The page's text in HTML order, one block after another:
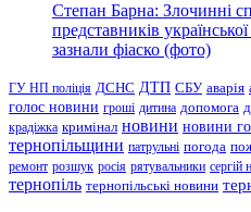
Степан Барна: Злочинні
представників
зазнали фіаско (фото)
ГУ НП поліція ДСНС ДТП СБУ аварія
голос новини гроші дитина допомога
крадіжка кримінал новини новини
тернопільщини патрульні погода
ремонт розшук росія рятувальники сергій
тернопіль тернопільські новини